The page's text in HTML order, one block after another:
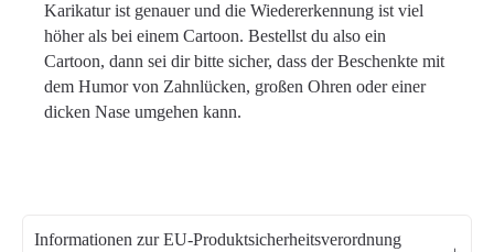
Karikatur ist genauer und die Wiedererkennung ist viel
höher als bei einem Cartoon. Bestellst du also ein
Cartoon, dann sei dir bitte sicher, dass der Beschenkte mit
dem Humor von Zahnlücken, großen Ohren oder einer
dicken Nase umgehen kann.
Informationen zur EU-Produktsicherheitsverordnung